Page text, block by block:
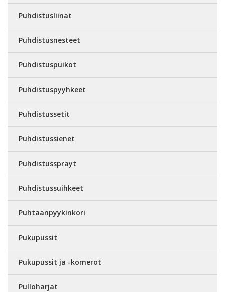
Puhdistusliinat
Puhdistusnesteet
Puhdistuspuikot
Puhdistuspyyhkeet
Puhdistussetit
Puhdistussienet
Puhdistussprayt
Puhdistussuihkeet
Puhtaanpyykinkori
Pukupussit
Pukupussit ja -komerot
Pulloharjat